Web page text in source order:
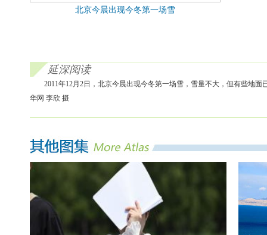
北京今晨出现今冬第一场雪
延深阅读
2011年12月2日，北京今晨出现今冬第一场雪，雪量不大，但有些地
华网 李欣 摄